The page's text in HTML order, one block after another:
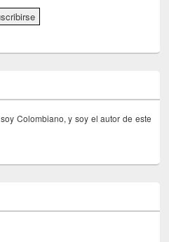
soy Colombiano, y soy el autor de este